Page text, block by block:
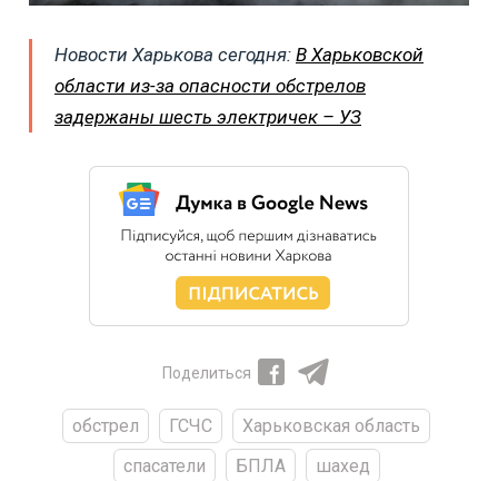
Новости Харькова сегодня: В Харьковской
области из-за опасности обстрелов
задержаны шесть электричек – УЗ
Поделиться
обстрел ГСЧС
Харьковская область
спасатели
БПЛА шахед